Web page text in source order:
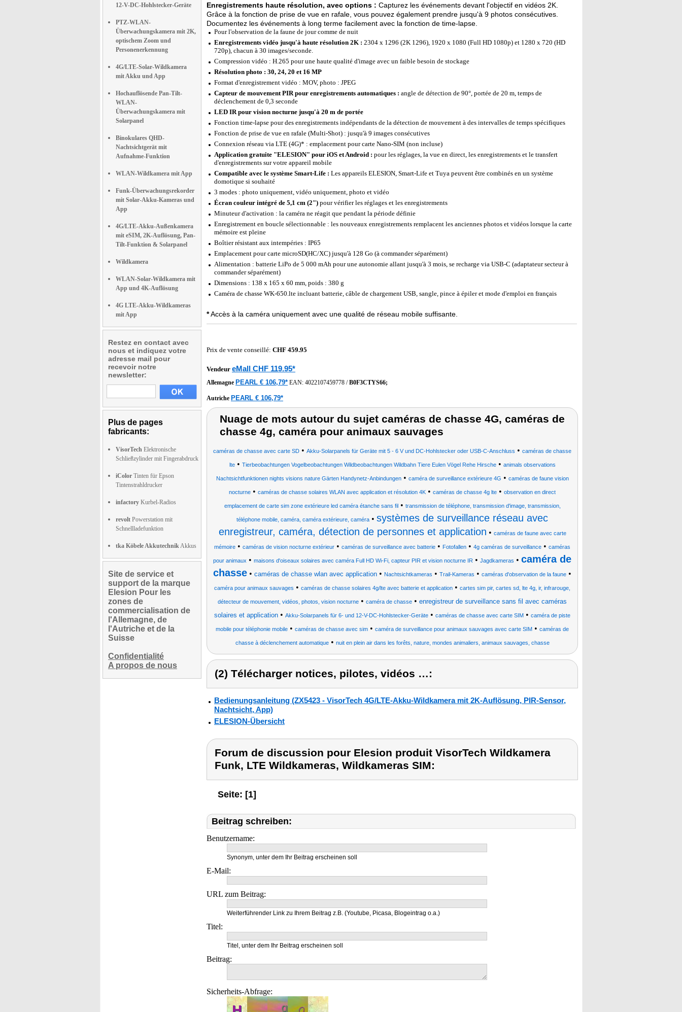
12-V-DC-Hohlstecker-Geräte
PTZ-WLAN-
Überwachungskamera mit 2K,
optischem Zoom und
Personenerkennung
4G/LTE-Solar-Wildkamera
mit Akku und App
Hochauflösende Pan-Tilt-
WLAN-
Überwachungskamera mit
Solarpanel
Binokulares QHD-
Nachtsichtgerät mit
Aufnahme-Funktion
WLAN-Wildkamera mit App
Funk-Überwachungsrekorder
mit Solar-Akku-Kameras und
App
4G/LTE-Akku-Außenkamera
mit eSIM, 2K-Auflösung, Pan-
Tilt-Funktion & Solarpanel
Wildkamera
WLAN-Solar-Wildkamera mit
App und 4K-Auflösung
4G LTE-Akku-Wildkameras
mit App
Restez en contact avec
nous et indiquez votre
adresse mail pour
recevoir notre
newsletter:
Plus de pages
fabricants:
VisorTech Elektronische
Schließzylinder mit Fingerabdruck
iColor Tinten für Epson
Tintenstrahldrucker
infactory Kurbel-Radios
revolt Powerstation mit
Schnellladefunktion
tka Köbele AkkutechnikAkkus
Site de service et
support de la marque
Elesion Pour les
zones de
commercialisation de
l'Allemagne, de
l'Autriche et de la
Suisse
Confidentialité
A propos de nous
Enregistrements haute résolution, avec options : Capturez les événements devant l'objectif en vidéos 2K.
Grâce à la fonction de prise de vue en rafale, vous pouvez également prendre jusqu'à 9 photos consécutives.
Documentez les événements à long terme facilement avec la fonction de time-lapse.
Pour l'observation de la faune de jour comme de nuit
Enregistrements vidéo jusqu'à haute résolution 2K : 2304 x 1296 (2K 1296), 1920 x 1080 (Full HD 1080p) et 1280 x 720 (HD
720p), chacun à 30 images/seconde.
Compression vidéo : H.265 pour une haute qualité d'image avec un faible besoin de stockage
Résolution photo : 30, 24, 20 et 16 MP
Format d'enregistrement vidéo : MOV, photo : JPEG
Capteur de mouvement PIR pour enregistrements automatiques : angle de détection de 90°, portée de 20 m, temps de
déclenchement de 0,3 seconde
LED IR pour vision nocturne jusqu'à 20 m de portée
Fonction time-lapse pour des enregistrements indépendants de la détection de mouvement à des intervalles de temps spécifiques
Fonction de prise de vue en rafale (Multi-Shot) : jusqu'à 9 images consécutives
Connexion réseau via LTE (4G)* : emplacement pour carte Nano-SIM (non incluse)
Application gratuite "ELESION" pour iOS et Android : pour les réglages, la vue en direct, les enregistrements et le transfert
d'enregistrements sur votre appareil mobile
Compatible avec le système Smart-Life : Les appareils ELESION, Smart-Life et Tuya peuvent être combinés en un système
domotique si souhaité
3 modes : photo uniquement, vidéo uniquement, photo et vidéo
Écran couleur intégré de 5,1 cm (2") pour vérifier les réglages et les enregistrements
Minuteur d'activation : la caméra ne réagit que pendant la période définie
Enregistrement en boucle sélectionnable : les nouveaux enregistrements remplacent les anciennes photos et vidéos lorsque la carte
mémoire est pleine
Boîtier résistant aux intempéries : IP65
Emplacement pour carte microSD(HC/XC) jusqu'à 128 Go (à commander séparément)
Alimentation : batterie LiPo de 5 000 mAh pour une autonomie allant jusqu'à 3 mois, se recharge via USB-C (adaptateur secteur à
commander séparément)
Dimensions : 138 x 165 x 60 mm, poids : 380 g
Caméra de chasse WK-650.lte incluant batterie, câble de chargement USB, sangle, pince à épiler et mode d'emploi en français
*Accès à la caméra uniquement avec une qualité de réseau mobile suffisante.
Prix de vente conseillé: CHF 459.95
Vendeur eMall CHF 119.95*
Allemagne PEARL € 106,79* EAN: 4022107459778 /B0F3CTYS66;
Autriche PEARL € 106,79*
Nuage de mots autour du sujet caméras de chasse 4G, caméras de
chasse 4g, caméra pour animaux sauvages
caméras de chasse avec carte SD • Akku-Solarpanels für Geräte mit 5 - 6 V und DC-Hohlstecker oder USB-C-Anschluss • caméras de chasse
lte• Tierbeobachtungen Vogelbeobachtungen Wildbeobachtungen Wildbahn Tiere Eulen Vögel Rehe Hirsche• animals observations
Nachtsichtfunktionen nights visions nature Gärten Handynetz-Anbindungen• caméra de surveillance extérieure 4G • caméras de faune vision
nocturne • caméras de chasse solaires WLAN avec application et résolution 4K • caméras de chasse 4g lte • observation en direct
emplacement de carte sim zone extérieure led caméra étanche sans fil• transmission de téléphone, transmission d'image, transmission,
téléphone mobile, caméra, caméra extérieure, caméra • systèmes de surveillance réseau avec
enregistreur, caméra, détection de personnes et application • caméras de faune avec carte
mémoire • caméras de vision nocturne extérieur • caméras de surveillance avec batterie • Fotofallen • 4g caméras de surveillance • caméras
pour animaux • maisons d'oiseaux solaires avec caméra Full HD Wi-Fi, capteur PIR et vision nocturne IR • Jagdkameras • caméra de
chasse • caméras de chasse wlan avec application • Nachtsichtkameras • Trail-Kameras • caméras d'observation de la faune •
caméra pour animaux sauvages • caméras de chasse solaires 4g/lte avec batterie et application • cartes sim pir, cartes sd, lte 4g, ir, infrarouge,
détecteur de mouvement, vidéos, photos, vision nocturne • caméra de chasse • enregistreur de surveillance sans fil avec caméras
solaires et application • Akku-Solarpanels für 6- und 12-V-DC-Hohlstecker-Geräte • caméras de chasse avec carte SIM • caméra de piste
mobile pour téléphonie mobile • caméras de chasse avec sim • caméra de surveillance pour animaux sauvages avec carte SIM • caméras de
chasse à déclenchement automatique• nuit en plein air dans les forêts, nature, mondes animaliers, animaux sauvages, chasse
(2) Télécharger notices, pilotes, vidéos …:
Bedienungsanleitung (ZX5423 - VisorTech 4G/LTE-Akku-Wildkamera mit 2K-Auflösung, PIR-Sensor,
Nachtsicht, App)
ELESION-Übersicht
Forum de discussion pour Elesion produit VisorTech Wildkamera
Funk, LTE Wildkameras, Wildkameras SIM:
Seite: [1]
Beitrag schreiben:
Benutzername:
Synonym, unter dem Ihr Beitrag erscheinen soll
E-Mail:
URL zum Beitrag:
Weiterführender Link zu Ihrem Beitrag z.B. (Youtube, Picasa, Blogeintrag o.a.)
Titel:
Titel, unter dem Ihr Beitrag erscheinen soll
Beitrag:
Sicherheits-Abfrage: